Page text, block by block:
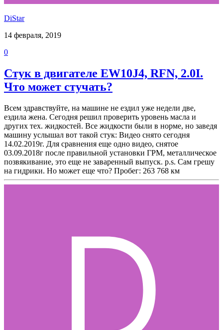
DiStar
14 февраля, 2019
0
Стук в двигателе EW10J4, RFN, 2.0I.
Что может стучать?
Всем здравствуйте, на машине не ездил уже недели две,
ездила жена. Сегодня решил проверить уровень масла и
других тех. жидкостей. Все жидкости были в норме, но заведя
машину услышал вот такой стук: Видео снято сегодня
14.02.2019г. Для сравнения еще одно видео, снятое
03.09.2018г после правильной установки ГРМ, металлическое
позвякивание, это еще не заваренный выпуск. p.s. Сам грешу
на гидрики. Но может еще что? Пробег: 263 768 км